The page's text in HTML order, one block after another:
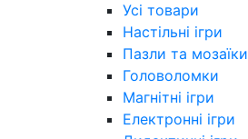
Усі товари
Настільні ігри
Пазли та мозаїки
Головоломки
Магнітні ігри
Електронні ігри